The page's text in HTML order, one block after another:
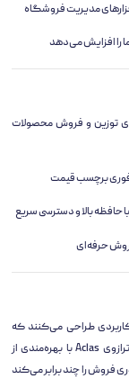
مدیریت فروشگاه
را افزایش می‌دهد
توزین و فروش محصولات
فوری برچسب قیمت
بالا و دسترسی سریع
حرفه‌ای
طراحی می‌کنند که
دقت، سرعت و هوشمندی را به کسب‌وکارها هدیه می‌دهند. ترازوی Aclas با بهره‌مندی از
فروش را چند برابر می‌کند